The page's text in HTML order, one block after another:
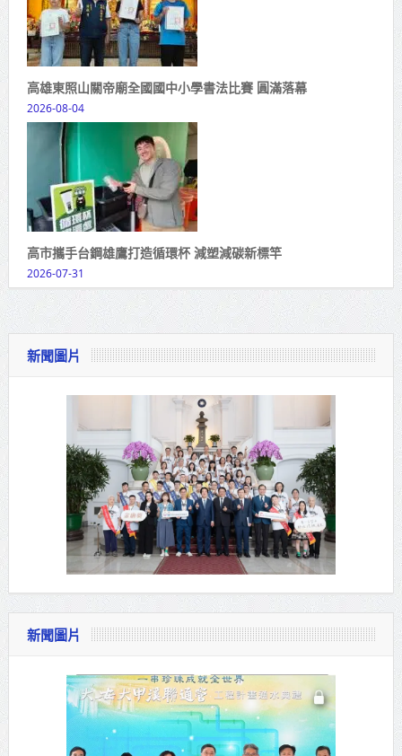
高雄東照山關帝廟全國國中小學書法比賽 圓滿落幕
2026-08-04
高市攜手台鋼雄鷹打造循環杯 減塑減碳新標竿
2026-07-31
新聞圖片
新聞圖片